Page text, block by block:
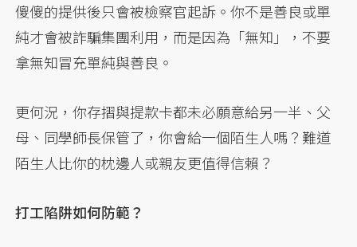
傻傻的提供後只會被檢察官起訴。你不是善良或單
純才會被詐騙集團利用，而是因為「無知」，不要
拿無知冒充單純與善良。
更何況，你存摺與提款卡都未必願意給另一半、父
母、同學師長保管了，你會給一個陌生人嗎？難道
陌生人比你的枕邊人或親友更值得信賴？
打工陷阱如何防範？